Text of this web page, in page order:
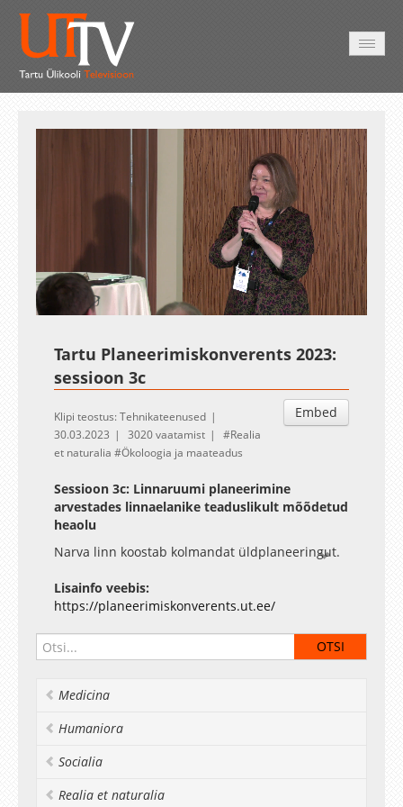
Unmute Loaded:
0.37%
Esituskiirused
Auto
Tartu Planeerimiskonverents 2023:
sessioon 3c
Embed
Klipi teostus: Tehnikateenused
30.03.2023
3020 vaatamist
Realia
et naturalia
Ökoloogia ja maateadus
Sessioon 3c: Linnaruumi planeerimine
arvestades linnaelanike teaduslikult mõõdetud
heaolu
Narva linn koostab kolmandat üldplaneeringut.
vajab uuenenud lähenemist pikaajalise arengu
suunamiseks. Üldplaneeringu põhiline eesmärk
kahanemisega kohanemise olukorras, lähtuvalt
elanike heaolust ja vajadustest.
toetutakse mitmekesistele uuringutele, millest
mõõtmist - tutvustatakse ka sessioonil. Lisaks on
üldplaneeringu töörühmades osaleb erinevaid
veebiplatvorme kasutades üle paarisaja
Lisainfo veebis:
https://planeerimiskonverents.ut.ee/
Medicina
Humaniora
Socialia
Realia et naturalia